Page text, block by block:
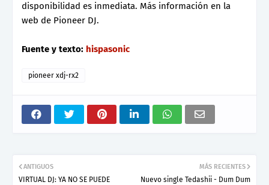
disponibilidad es inmediata. Más información en la
web de Pioneer DJ.
Fuente y texto: hispasonic
pioneer xdj-rx2
MÁS RECIENTES
Nuevo single Tedashii - Dum Dum
ANTIGUOS
VIRTUAL DJ: YA NO SE PUEDE